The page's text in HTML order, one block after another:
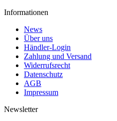
Informationen
News
Über uns
Händler-Login
Zahlung und Versand
Widerrufsrecht
Datenschutz
AGB
Impressum
Newsletter